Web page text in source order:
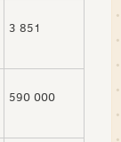
3 851
590 000